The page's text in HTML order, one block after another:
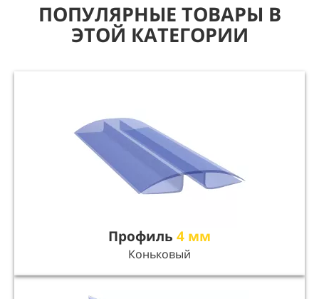
ПОПУЛЯРНЫЕ ТОВАРЫ В
ЭТОЙ КАТЕГОРИИ
Профиль 4 мм
Коньковый